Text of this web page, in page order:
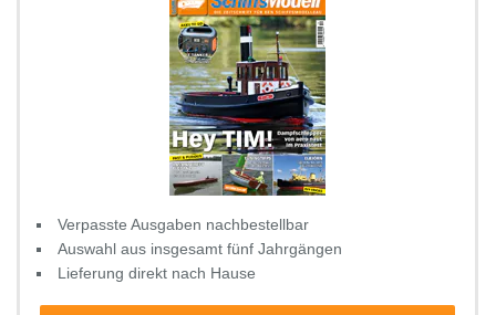
Verpasste Ausgaben nachbestellbar
Auswahl aus insgesamt fünf Jahrgängen
Lieferung direkt nach Hause